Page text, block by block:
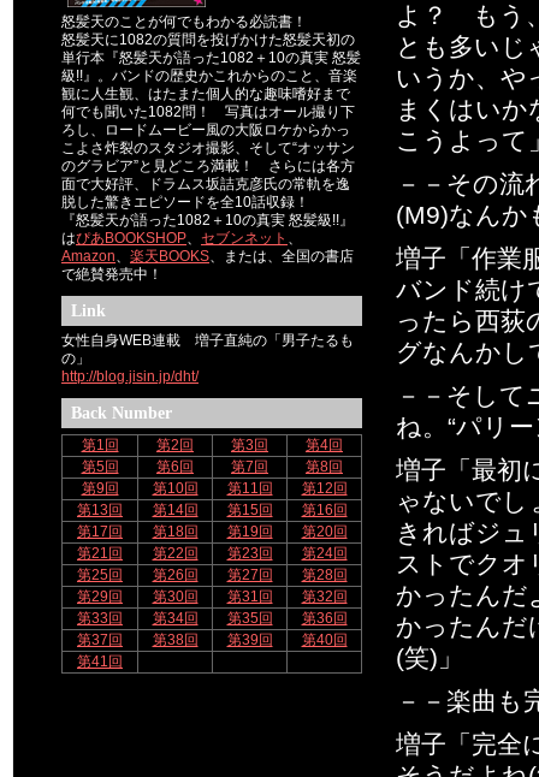
怒髪天のことが何でもわかる必読書！
怒髪天に1082の質問を投げかけた怒髪天初の
単行本『怒髪天が語った1082＋10の真実 怒髪
級!!』。バンドの歴史かこれからのこと、音楽
観に人生観、はたまた個人的な趣味嗜好まで
何でも聞いた1082問！ 写真はオール撮り下
ろし、ロードムービー風の大阪ロケからかっ
こよさ炸裂のスタジオ撮影、そして“オッサン
のグラビア”と見どころ満載！ さらには各方
面で大好評、ドラムス坂詰克彦氏の常軌を逸
脱した驚きエピソードを全10話収録！
『怒髪天が語った1082＋10の真実 怒髪級!!』
はぴあBOOKSHOP、 セブンネット 、
Amazon、 楽天BOOKS、または、全国の書店
で絶賛発売中！
Link
女性自身WEB連載 増子直純の「男子たるも
の」
http://blog.jisin.jp/dht/
Back Number
第1回 第2回 第3回
第4回
第5回
第6回 第7回
第8回
第9回
第10回 第11回
第12回
第13回
第14回 第15回
第16回
第17回
第18回 第19回
第20回
第21回
第22回 第23回
第24回
第25回
第26回 第27回
第28回
第29回
第30回 第31回
第32回
第33回
第34回 第35回
第36回
第37回
第38回 第39回
第40回
第41回
よ？ もう
とも多い
いうか、や
まくはいか
こうよって
－－その流
(M9)なん
増子「作業
バンド続け
ったら西荻
グなんかし
－－そし
ね。“パリー
増子「最初
ゃないで
きればジ
ストでクオ
かったんだ
かったんだ
(笑)」
－－楽曲も
増子「完全